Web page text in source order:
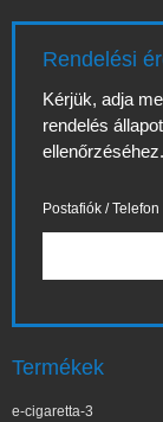
Rendelési
Kérjük, adja
rendelés
ellenőrzéséhez.
Postafiók / Telefon
Termékek
e-cigaretta-3